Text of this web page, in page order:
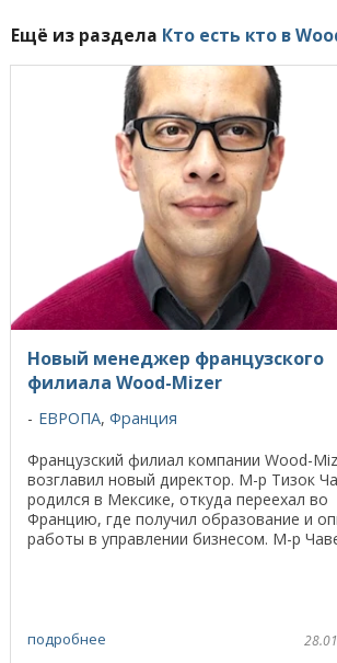
Ещё из раздела Кто есть кто в
Новый менеджер французского
филиала Wood-Mizer
ЕВРОПА, Франция
Французский филиал компании Wood-
возглавил новый директор. М-р Тизок
родился в Мексике, откуда переехал во
Францию, где получил образование и
работы в управлении бизнесом. М-р
подробнее